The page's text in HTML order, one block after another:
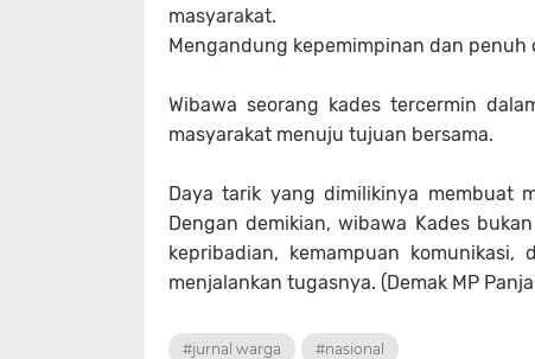
masyarakat.
Mengandung kepemimpinan dan penuh
Wibawa seorang kades tercermin
masyarakat menuju tujuan bersama.
Daya tarik yang dimilikinya membuat
Dengan demikian, wibawa Kades
kepribadian, kemampuan
menjalankan tugasnya. (Demak MP
#jurnal warga #nasional